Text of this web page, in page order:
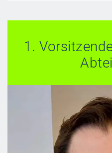
1.